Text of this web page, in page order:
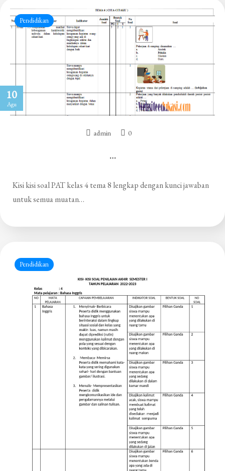
10
Agu
Pendidikan
admin 0
…
Kisi kisi soal PAT kelas 4 tema 8 lengkap dengan kunci jawaban
untuk semua muatan…
Pendidikan